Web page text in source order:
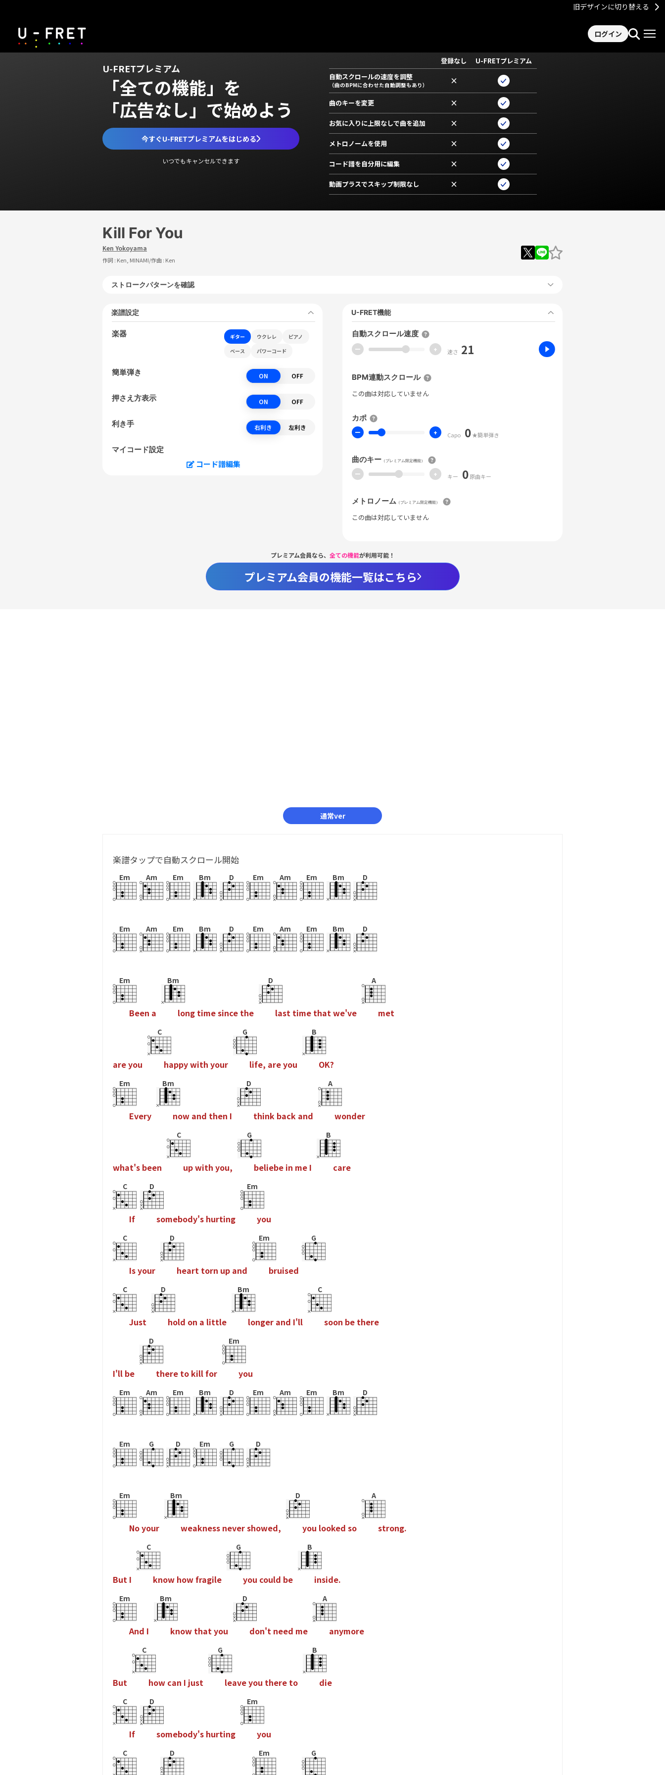
旧デザインに切り替える
ログイン
U-FRETプレミアム
「全ての機能」を
「広告なし」で始めよう
今すぐU-FRETプレミアムをはじめる
いつでもキャンセルできます
登録なし
U-FRETプレミアム
自動スクロールの速度を調整
（曲のBPMに合わせた自動調整もあり） ×
曲のキーを変更 ×
お気に入りに上限なしで曲を追加 ×
メトロノームを使用 ×
コード譜を自分用に編集 ×
動画プラスでスキップ制限なし ×
Kill For You
Ken Yokoyama
作詞 : Ken, MINAMI/作曲 : Ken
ストロークパターンを確認
楽譜設定
楽器 ギター ウクレレ
ピアノ
ベース
パワーコード
簡単弾き ON OFF
押さえ方表示 ON OFF
利き手 右利き 左利き
マイコード設定
コード譜編集
U-FRET機能
自動スクロール速度
ー + 速さ 21
BPM連動スクロール
この曲は対応していません
カポ
ー + Capo 0★簡単弾き
曲のキー （プレミアム限定機能）
ー + キー 0原曲キー
メトロノーム （プレミアム限定機能）
この曲は対応していません
プレミアム会員なら、 全ての機能が利用可能！
プレミアム会員の機能一覧はこちら
通常ver
楽譜タップで自動スクロール開始
Em Am Em Bm D Em Am Em Bm D
Em Am Em Bm D Em Am Em Bm D
Em
Been a
Bm
long timesince the
D
last time thatwe've
A
met
areyou
C
happywith your
G
life, areyou
B
OK?
Em
Every
Bm
now and then I
D
think back and
A
wonder
what's been
C
upwith you,
G
beliebe in me I
B
care
C
If
D
somebody's hurting
Em
you
C
Isyour
D
heart torn up and
Em
bruised
G
C
Just
D
hold on a little
Bm
longer and I'll
C
soon be there
I'll be
D
there to killfor
Em
you
Em Am Em Bm D Em Am Em Bm D
Em G D Em G D
Em
Noyour
Bm
weakness nevershowed,
D
you looked so
A
strong.
But I
C
know howfragile
G
you could be
B
inside.
Em
And I
Bm
know thatyou
D
don't need me
A
anymore
But
C
how can I just
G
leaveyou there to
B
die
C
If
D
somebody's hurting
Em
you
C D Em G